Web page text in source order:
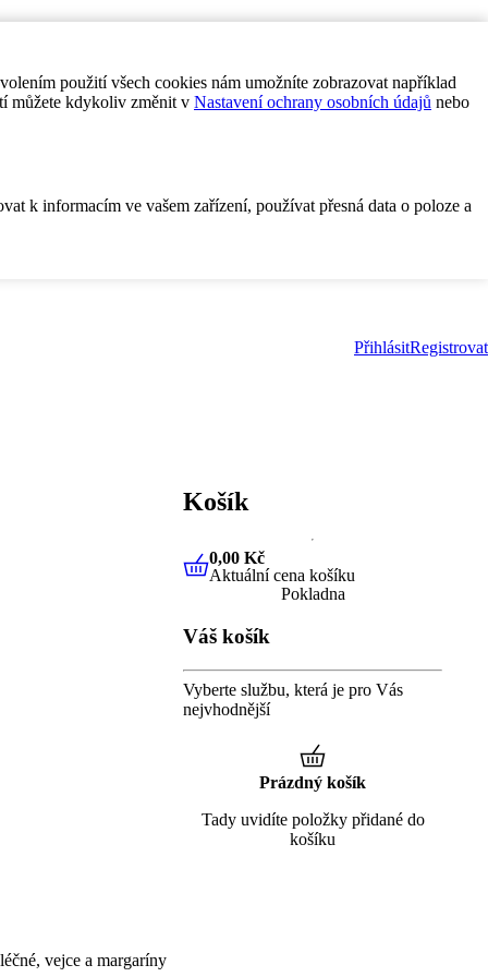
použití všech cookies nám umožníte zobrazovat například
můžete kdykoliv změnit v Nastavení ochrany osobních údajů nebo
k informacím ve vašem zařízení, používat přesná data o poloze a
PřihlásitRegistrovat
vejce a margaríny
Košík
0,00 KčAktuální cena košíku
0,00 Kč
Aktuální cena košíku
Pokladna
Váš košík
Vyberte službu, která je pro Vás
nejvhodnější
Prázdný košík
Tady uvidíte položky přidané do
košíku